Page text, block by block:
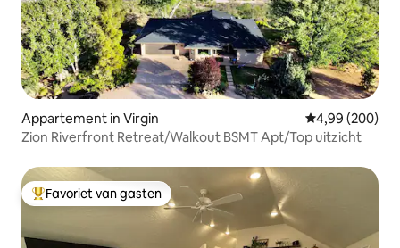
Appartement in Virgin Gemiddelde
4,99 (200)
Zion Riverfront Retreat/Walkout BSMT Apt/Top uitzicht
Topfavoriet van gasten
Favoriet van gasten